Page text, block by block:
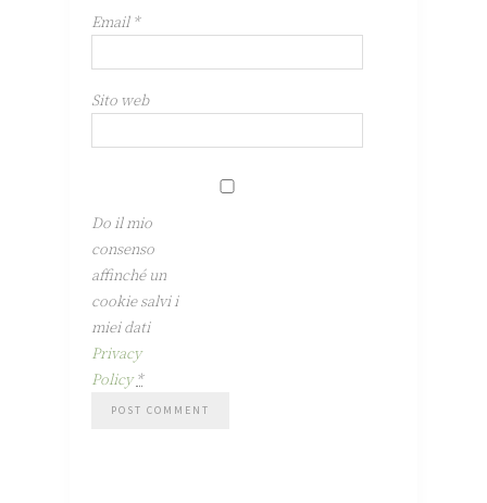
Email *
Sito web
Do il mio
consenso
affinché un
cookie salvi i
miei dati
Privacy
Policy *